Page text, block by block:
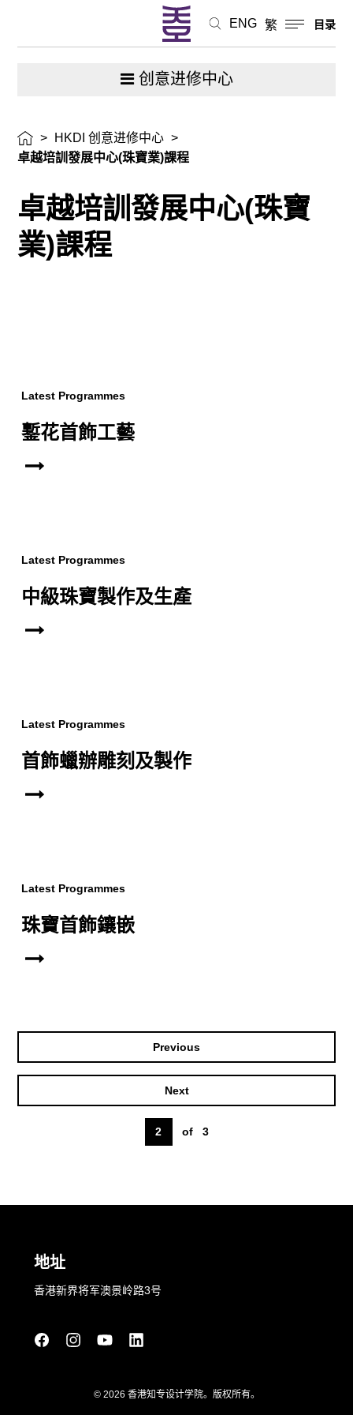
ENG 繁 目录
创意进修中心
> HKDI 创意进修中心 >
卓越培訓發展中心(珠寶業)課程
卓越培訓發展中心(珠寶
業)課程
Latest Programmes
鏨花首飾工藝
Latest Programmes
中級珠寶製作及生產
Latest Programmes
首飾蠟辦雕刻及製作
Latest Programmes
珠寶首飾鑲嵌
Previous
2 of 3
Next
地址
香港新界将军澳景岭路3号
© 2026 香港知专设计学院。版权所有。